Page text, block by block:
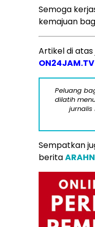
Semoga
kemajuan
Artikel di
ON24JAM.TV
Peluang
dilatih
jurnalis
Sempatkan
berita